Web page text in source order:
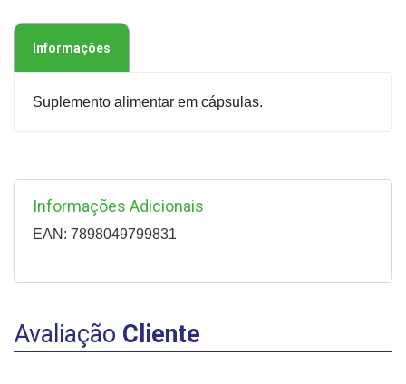
Informações
Suplemento alimentar em cápsulas.
Informações Adicionais
EAN: 7898049799831
Avaliação Cliente